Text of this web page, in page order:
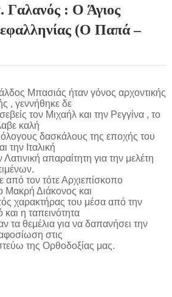
Γαλανός : Ο Άγιος
(Ο Παπά –
Μπασιάς ήταν γόνος αρχοντικής
, γεννήθηκε δε
τον Μιχαήλ και την Ρεγγίνα , το
καλή
δασκάλους της εποχής του
την Ιταλική
απαραίτητη για την μελέτη
από τον τότε Αρχιεπίσκοπο
Μακρή Διάκονος και
χαρακτήρας του μέσα από την
η ταπεινότητα
τα θεμέλια για να δαπανήσει την
στις
της Ορθοδοξίας μας.